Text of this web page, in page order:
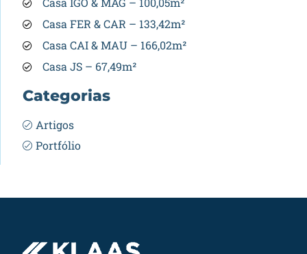
Casa FER & CAR – 133,42m²
Casa CAI & MAU – 166,02m²
Casa JS – 67,49m²
Categorias
Artigos
Portfólio